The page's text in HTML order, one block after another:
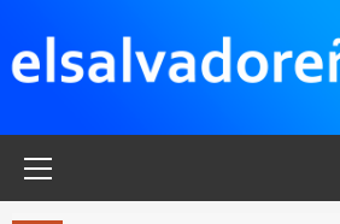
contenido